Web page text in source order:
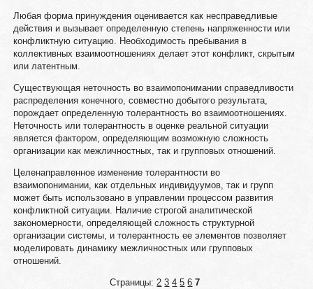
Любая форма принуждения оценивается как несправедливые
действия и вызывает определенную степень напряженности или
конфликтную ситуацию. Необходимость пребывания в
коллективных взаимоотношениях делает этот конфликт, скрытым
или латентным.
Существующая неточность во взаимопонимании справедливости
распределения конечного, совместно добытого результата,
порождает определенную толерантность во взаимоотношениях.
Неточность или толерантность в оценке реальной ситуации
является фактором, определяющим возможную сложность
организации как межличностных, так и групповых отношений.
Целенаправленное изменение толерантности во
взаимопонимании, как отдельных индивидуумов, так и групп
может быть использовано в управлении процессом развития
конфликтной ситуации. Наличие строгой аналитической
закономерности, определяющей сложность структурной
организации системы, и толерантность ее элементов позволяет
моделировать динамику межличностных или групповых
отношений.
Страницы:2 3 4 5 6 7